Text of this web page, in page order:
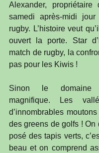
Alexander, propriétaire
samedi après-midi
rugby. L’histoire veut
ouvert la porte. Star
match de rugby, la
pas pour les Kiwis !
Sinon le domaine
magnifique. Les
d’innombrables
des greens de golfs ! On
posé des tapis verts,
beau et on comprend